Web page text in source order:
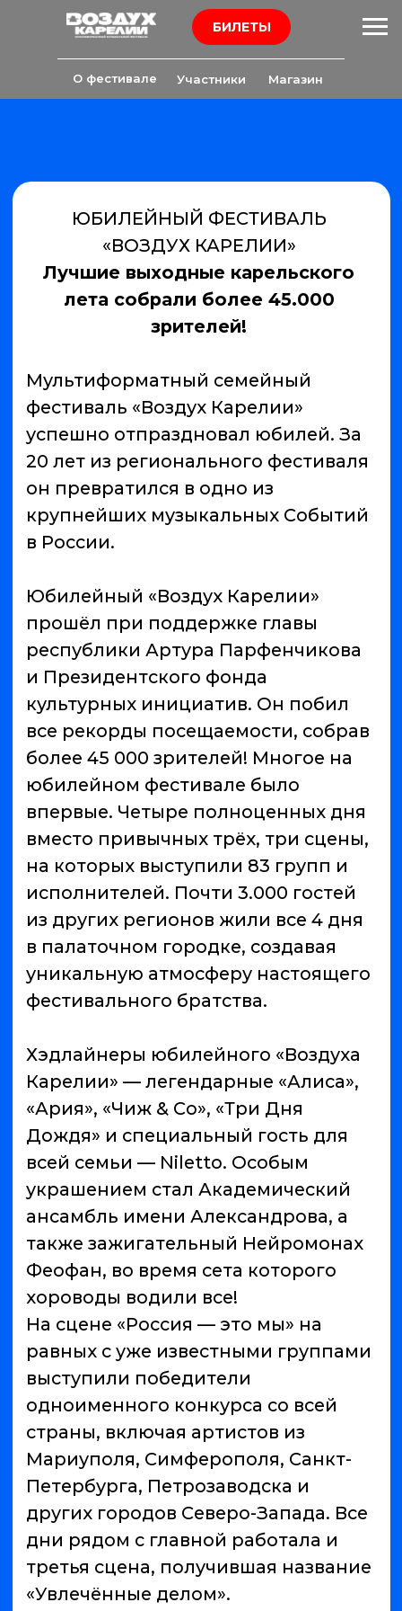
О фестивале Участники Магазин
БИЛЕТЫ
лета собрали более 45.000
Мультиформатный семейный
фестиваль «Воздух Карелии»
успешно отпраздновал юбилей. За
20 лет из регионального фестиваля
в России.
прошёл при поддержке главы
республики Артура Парфенчикова
и Президентского фонда
культурных инициатив. Он побил
все рекорды посещаемости, собрав
более 45 000 зрителей! Многое на
вместо привычных трёх, три сцены,
на которых выступили 83 групп и
исполнителей. Почти 3.000 гостей
из других регионов жили все 4 дня
в палаточном городке, создавая
уникальную атмосферу настоящего
фестивального братства.
Хэдлайнеры юбилейного «Воздуха
Карелии» — легендарные «Алиса»,
«Ария», «Чиж & Co», «Три Дня
Дождя» и специальный гость для
украшением стал Академический
ансамбль имени Александрова, а
также зажигательный Нейромонах
хороводы водили все!
На сцене «Россия — это мы» на
равных с уже известными группами
выступили победители
одноименного конкурса со всей
Петербурга, Петрозаводска и
других городов Северо-Запада. Все
дни рядом с главной работала и
третья сцена, получившая название
«Увлечённые делом».
«Воздуха» стал официальный ЗАГС,
где поженились 10 пар. Глава
республики Артур Парфенчиков
поздравил их прямо на сцене. В
остальные дни для гостей работал
шуточный ЗАГС, где 497 пар
символически «поженились» под
аплодисменты друзей.
«Воздух Карелии» давно стал
«местом силы» десятков тысяч
активных людей, которые ждут его
целый год. Для них эти четыре дня
остаются в памяти как «лучшие
выходные лета». «Самый крутой
фестиваль за всю историю», —
оценивают юбилейный «Воздух»
зрители. «Самый сложный в
организации самый масштабный за
все 20 лет. Получилось масштабно,
эмоционально, патриотично и по-
семейному», — подводит итог